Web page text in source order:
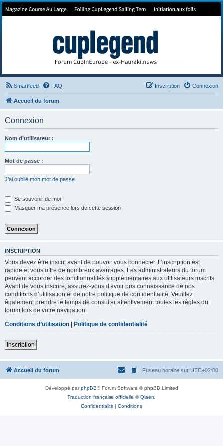
Forum de Cup In Europe
Smartfeed FAQ Connexion
Inscription
Accueil du forum
Connexion
Nom d’utilisateur :
Mot de passe :
J’ai oublié mon mot de passe
Se souvenir de moi
Masquer ma présence lors de cette session
INSCRIPTION
Vous devez être inscrit avant de pouvoir vous connecter. L’inscription est
rapide et vous offre de nombreux avantages. Les administrateurs du forum
peuvent accorder des fonctionnalités supplémentaires aux utilisateurs inscrits.
Avant de vous inscrire, assurez-vous d’avoir pris connaissance de nos
conditions d’utilisation et de notre politique de confidentialité. Veuillez
également prendre le temps de consulter attentivement toutes les règles du
forum lors de votre navigation.
Conditions d’utilisation
Politique de confidentialité
Inscription
Accueil du forum Fuseau horaire sur UTC+02:00
Développé parphpBB® Forum Software © phpBB Limited
Traduction française officielle ©Qiaeru
Confidentialité | Conditions